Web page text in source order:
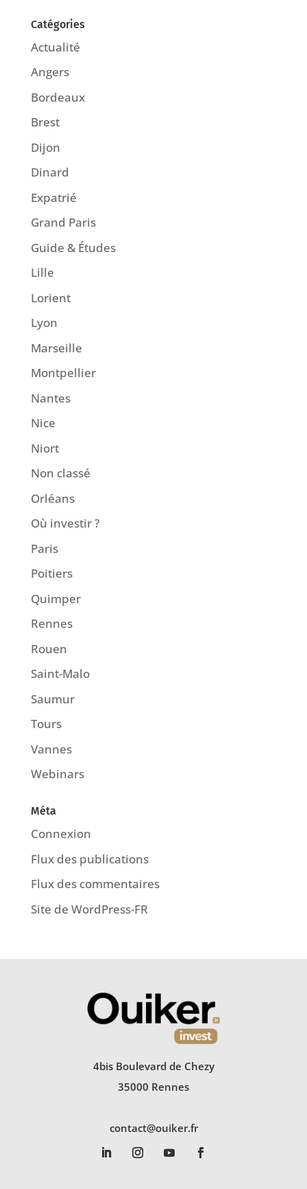
Catégories
Actualité
Angers
Bordeaux
Brest
Dijon
Dinard
Expatrié
Grand Paris
Guide & Études
Lille
Lorient
Lyon
Marseille
Montpellier
Nantes
Nice
Niort
Non classé
Orléans
Où investir ?
Paris
Poitiers
Quimper
Rennes
Rouen
Saint-Malo
Saumur
Tours
Vannes
Webinars
Méta
Connexion
Flux des publications
Flux des commentaires
Site de WordPress-FR
4bis Boulevard de Chezy
35000 Rennes
contact@ouiker.fr